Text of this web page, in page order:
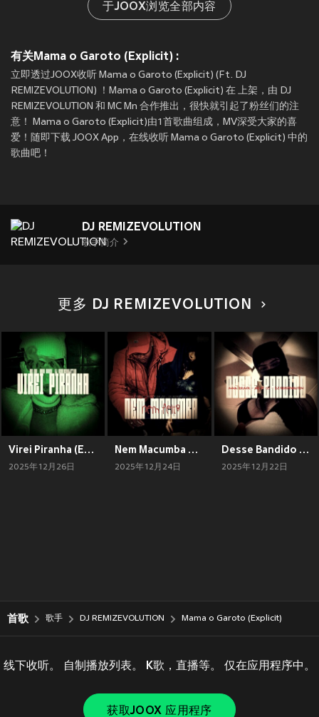
于JOOX浏览全部内容
有关Mama o Garoto (Explicit) :
立即透过JOOX收听 Mama o Garoto (Explicit) (Ft. DJ
REMIZEVOLUTION) ！Mama o Garoto (Explicit) 在 上架，由 DJ
REMIZEVOLUTION 和 MC Mn 合作推出，很快就引起了粉丝们的注
意！ Mama o Garoto (Explicit)由1首歌曲组成，MV深受大家的喜
爱！随即下载 JOOX App，在线收听 Mama o Garoto (Explicit) 中的
歌曲吧！
DJ REMIZEVOLUTION
歌手简介
更多 DJ REMIZEVOLUTION
Virei Piranha (Explicit)
2025年12月26日
Nem Macumba Nem Feito (Explicit)
2025年12月24日
Desse Bandido (Explicit)
2025年12月22日
首歌 歌手 DJ REMIZEVOLUTION Mama o Garoto (Explicit)
线下收听。 自制播放列表。 K歌，直播等。 仅在应用程序中。
获取JOOX 应用程序